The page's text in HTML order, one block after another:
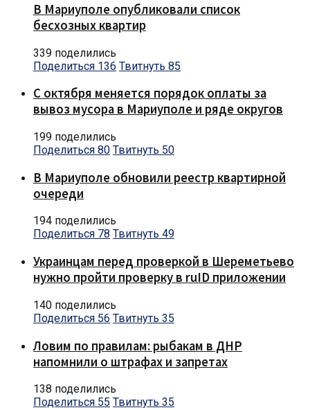
В Мариуполе опубликовали список
бесхозных квартир
339 поделились
Поделиться 136 Твитнуть 85
С октября меняется порядок оплаты за
вывоз мусора в Мариуполе и ряде округов
199 поделились
Поделиться 80 Твитнуть 50
В Мариуполе обновили реестр квартирной
очереди
194 поделились
Поделиться 78 Твитнуть 49
Украинцам перед проверкой в Шереметьево
нужно пройти проверку в ruID приложении
140 поделились
Поделиться 56 Твитнуть 35
Ловим по правилам: рыбакам в ДНР
напомнили о штрафах и запретах
138 поделились
Поделиться 55 Твитнуть 35